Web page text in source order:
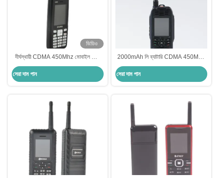
ভিডিও
দীর্ঘস্থায়ী CDMA 450Mhz মোবাইল ফোন
2000mAh TFT বাহ্যিক অ্যান্টেনা মোবাইল
সেরা দাম পান
2000mAh লি ব্যাটারি CDMA 450MHz
/800MHz ফোন, TF কার্ড বাহ্যিক অ্যান্টেনা
সেরা দাম পান